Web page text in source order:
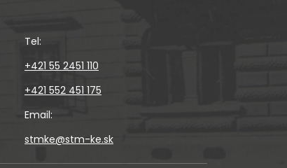
Tel:
+421 55 2451 110
+421 552 451 175
Email:
stmke@stm-ke.sk